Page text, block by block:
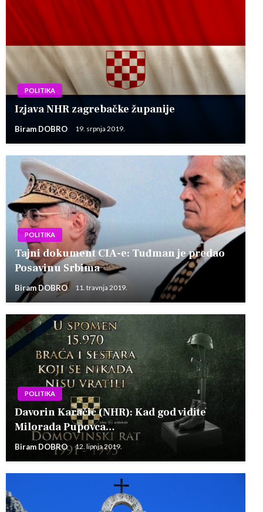
POLITIKA
Izjava NHR zagrebačke županije
Biram DOBRO 19. srpnja 2019.
POLITIKA
Tajni dokument CIA-e: Tuđman je predao
Posavinu Srbima
Biram DOBRO 11. travnja 2019.
POLITIKA
Davorin Karačić (NHR): Kad god vidite
Milorada Pupovca…
Biram DOBRO 12. lipnja 2019.